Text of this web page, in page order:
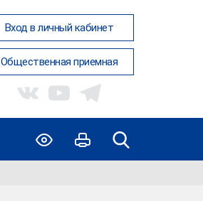
Вход в личный кабинет
Общественная приемная